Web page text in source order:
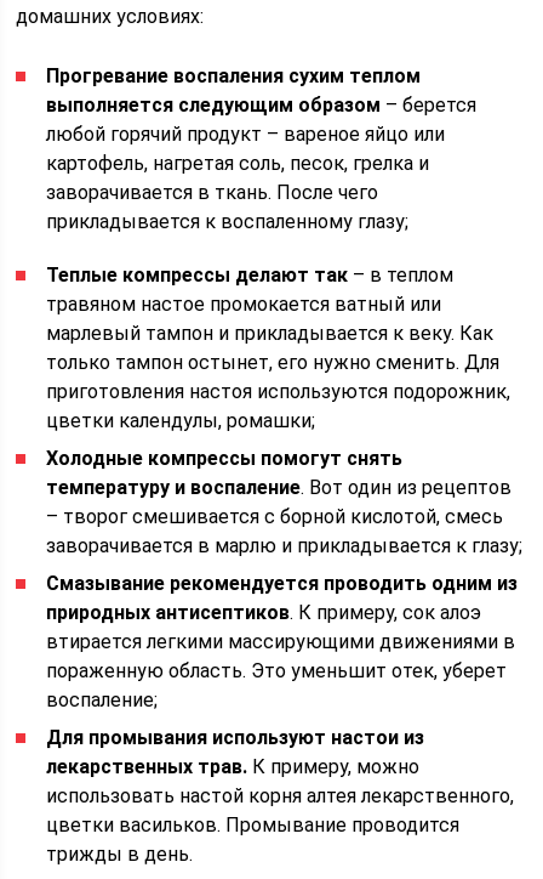
домашних условиях:
Прогревание воспаления сухим теплом
выполняется следующим образом – берется
любой горячий продукт – вареное яйцо или
картофель, нагретая соль, песок, грелка и
заворачивается в ткань. После чего
прикладывается к воспаленному глазу;
Теплые компрессы делают так – в теплом
травяном настое промокается ватный или
марлевый тампон и прикладывается к веку. Как
только тампон остынет, его нужно сменить. Для
приготовления настоя используются подорожник,
цветки календулы, ромашки;
Холодные компрессы помогут снять
температуру и воспаление. Вот один из рецептов
– творог смешивается с борной кислотой, смесь
заворачивается в марлю и прикладывается к глазу;
Смазывание рекомендуется проводить одним из
природных антисептиков. К примеру, сок алоэ
втирается легкими массирующими движениями в
пораженную область. Это уменьшит отек, уберет
воспаление;
Для промывания используют настои из
лекарственных трав. К примеру, можно
использовать настой корня алтея лекарственного,
цветки васильков. Промывание проводится
трижды в день.